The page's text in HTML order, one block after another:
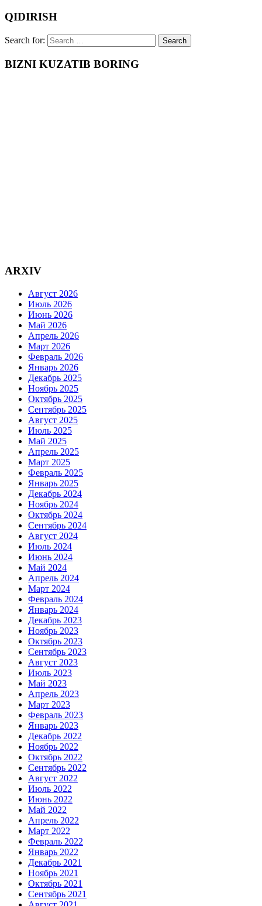
QIDIRISH
Search for:
BIZNI KUZATIB BORING
ARXIV
Август 2026
Июль 2026
Июнь 2026
Май 2026
Апрель 2026
Март 2026
Февраль 2026
Январь 2026
Декабрь 2025
Ноябрь 2025
Октябрь 2025
Сентябрь 2025
Август 2025
Июль 2025
Май 2025
Апрель 2025
Март 2025
Февраль 2025
Январь 2025
Декабрь 2024
Ноябрь 2024
Октябрь 2024
Сентябрь 2024
Август 2024
Июль 2024
Июнь 2024
Май 2024
Апрель 2024
Март 2024
Февраль 2024
Январь 2024
Декабрь 2023
Ноябрь 2023
Октябрь 2023
Сентябрь 2023
Август 2023
Июль 2023
Май 2023
Апрель 2023
Март 2023
Февраль 2023
Январь 2023
Декабрь 2022
Ноябрь 2022
Октябрь 2022
Сентябрь 2022
Август 2022
Июль 2022
Июнь 2022
Май 2022
Апрель 2022
Март 2022
Февраль 2022
Январь 2022
Декабрь 2021
Ноябрь 2021
Октябрь 2021
Сентябрь 2021